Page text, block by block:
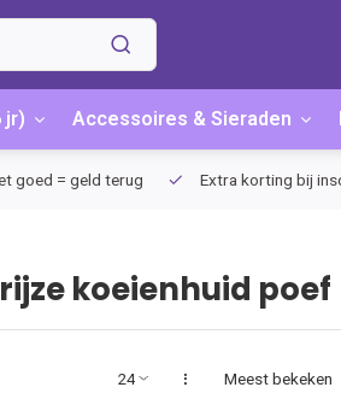
jr) Accessoires & Sieraden
goed = geld terug Extra korting bij
koeienhuid poef
Meest bekeken